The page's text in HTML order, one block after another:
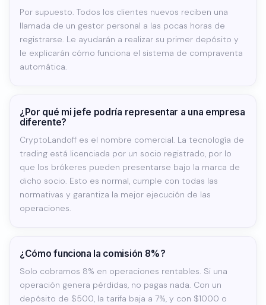
Por supuesto. Todos los clientes nuevos reciben una
llamada de un gestor personal a las pocas horas de
registrarse. Le ayudarán a realizar su primer depósito y
le explicarán cómo funciona el sistema de compraventa
automática.
¿Por qué mi jefe podría representar a una empresa
diferente?
CryptoLandoff es el nombre comercial. La tecnología de
trading está licenciada por un socio registrado, por lo
que los brókeres pueden presentarse bajo la marca de
dicho socio. Esto es normal, cumple con todas las
normativas y garantiza la mejor ejecución de las
operaciones.
¿Cómo funciona la comisión 8%?
Solo cobramos 8% en operaciones rentables. Si una
operación genera pérdidas, no pagas nada. Con un
depósito de $500, la tarifa baja a 7%, y con $1000 o